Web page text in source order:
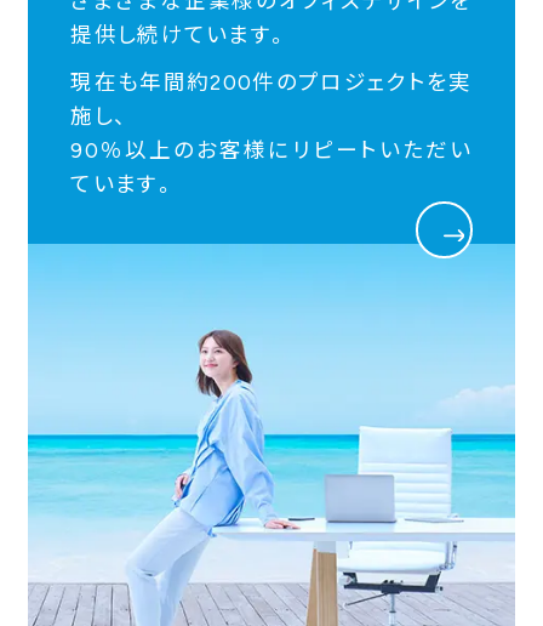
提供し続けています。
現在も年間約200件のプロジェクトを実
施し、
90％以上のお客様にリピートいただい
ています。